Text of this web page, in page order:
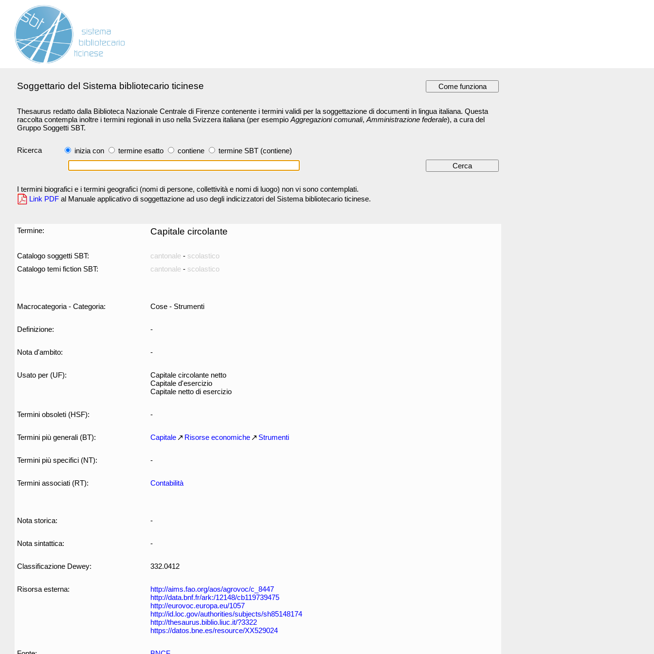
Soggettario del Sistema bibliotecario ticinese
Thesaurus redatto dalla Biblioteca Nazionale Centrale di Firenze contenente i termini validi per la soggettazione di documenti in lingua italiana. Questa
raccolta contempla inoltre i termini regionali in uso nella Svizzera italiana (per esempio Aggregazioni comunali, Amministrazione federale), a cura del
Gruppo Soggetti SBT.
Ricerca inizia con termine esatto contiene termine SBT (contiene)
I termini biografici e i termini geografici (nomi di persone, collettività e nomi di luogo) non vi sono contemplati.
Link PDF al Manuale applicativo di soggettazione ad uso degli indicizzatori del Sistema bibliotecario ticinese.
Termine: Capitale circolante
Catalogo soggetti SBT: cantonale - scolastico
Catalogo temi fiction SBT:
cantonale - scolastico
Macrocategoria - Categoria: Cose - Strumenti
Definizione: -
Nota d'ambito: -
Usato per (UF):
Capitale circolante netto
Capitale d'esercizio
Capitale netto di esercizio
Termini obsoleti (HSF): -
Termini più generali (BT): Capitale Risorse economiche Strumenti
Termini più specifici (NT): -
Termini associati (RT): Contabilità
Nota storica: -
Nota sintattica: -
Classificazione Dewey: 332.0412
Risorsa esterna:
http://aims.fao.org/aos/agrovoc/c_8447
http://data.bnf.fr/ark:/12148/cb119739475
http://eurovoc.europa.eu/1057
http://id.loc.gov/authorities/subjects/sh85148174
http://thesaurus.biblio.liuc.it/?3322
https://datos.bne.es/resource/XX529024